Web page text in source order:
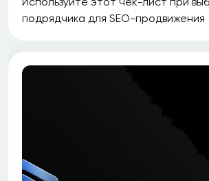
подрядчика для SEO-продвижения